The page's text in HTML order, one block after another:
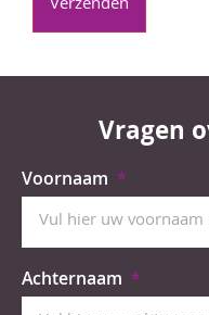
Vragen
Voornaam
Achternaam